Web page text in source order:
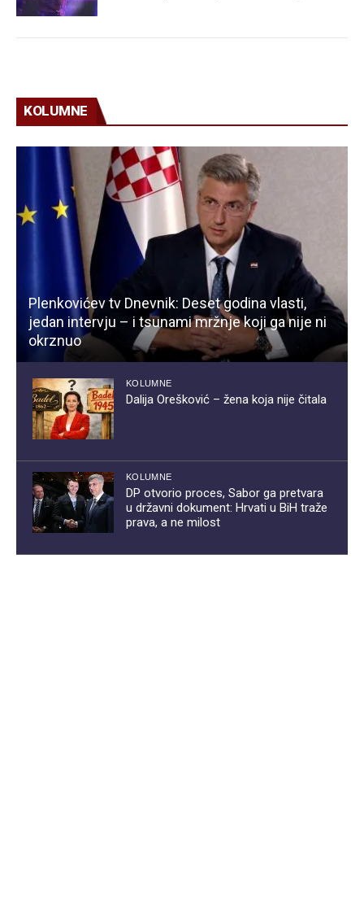
KOLUMNE
Plenkovićev tv Dnevnik: Deset godina vlasti,
jedan intervju – i tsunami mržnje koji ga nije ni
okrznuo
KOLUMNE
Dalija Orešković – žena koja nije čitala
KOLUMNE
DP otvorio proces, Sabor ga pretvara
u državni dokument: Hrvati u BiH traže
prava, a ne milost